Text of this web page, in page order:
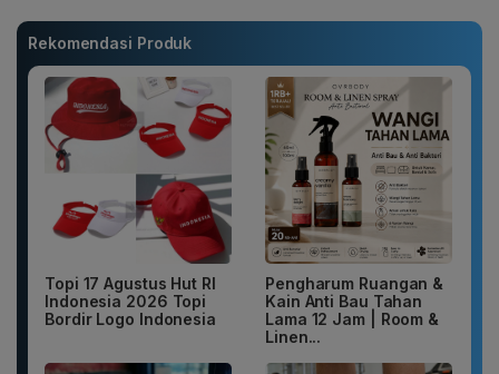
Rekomendasi Produk
Topi 17 Agustus Hut RI
Indonesia 2026 Topi
Bordir Logo Indonesia
Pengharum Ruangan &
Kain Anti Bau Tahan
Lama 12 Jam | Room &
Linen...